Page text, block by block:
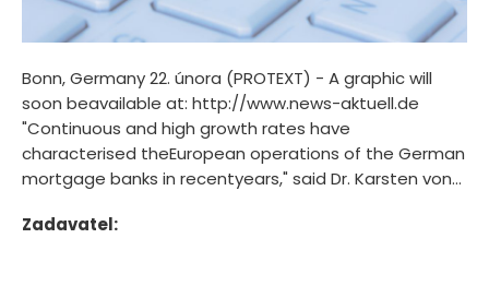
Bonn, Germany 22. února (PROTEXT) - A graphic will
soon beavailable at: http://www.news-aktuell.de
"Continuous and high growth rates have
characterised theEuropean operations of the German
mortgage banks in recentyears," said Dr. Karsten von...
Zadavatel: